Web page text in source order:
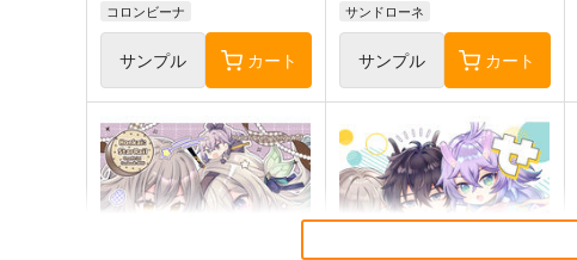
コロンビーナ
サンプル カート
サンドローネ
サンプル カート